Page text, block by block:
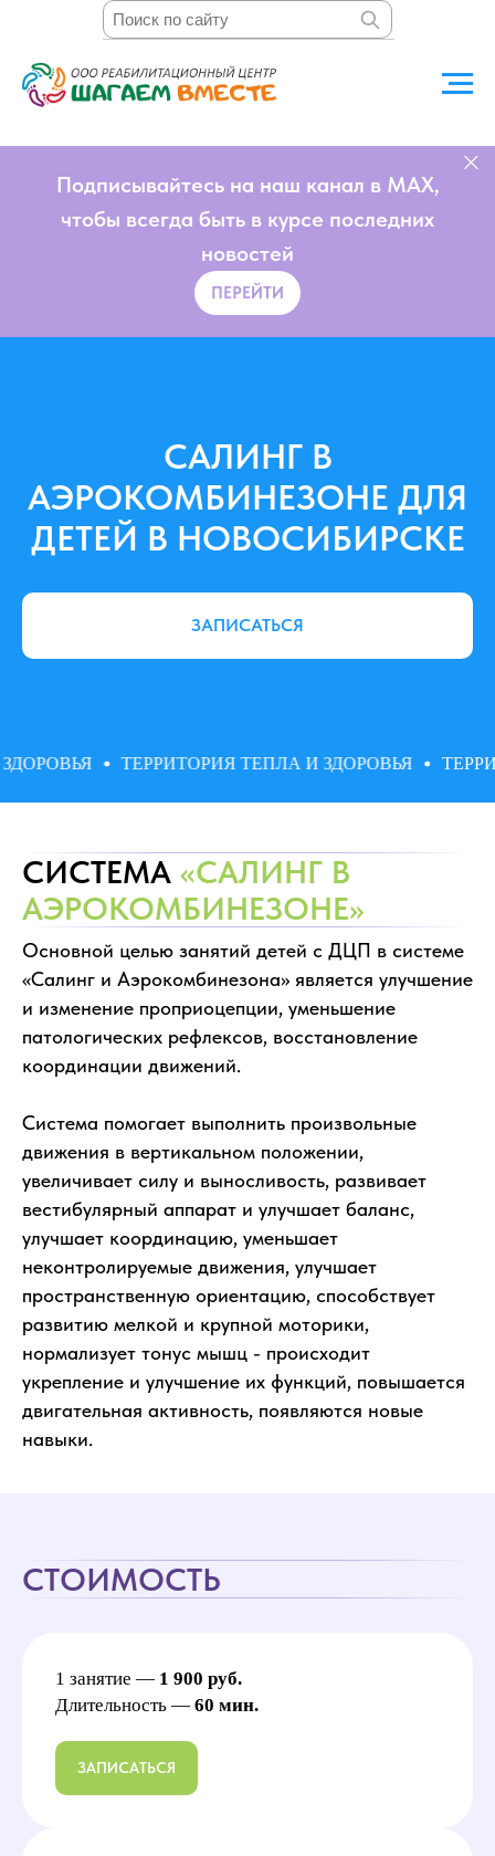
Подписывайтесь на наш канал в MAX,
чтобы всегда быть в курсе последних
новостей
ПЕРЕЙТИ
САЛИНГ В
АЭРОКОМБИНЕЗОНЕ ДЛЯ
ДЕТЕЙ В НОВОСИБИРСКЕ
ЗАПИСАТЬСЯ
ТЕРРИТОРИЯ ТЕПЛА И ЗДОРОВЬЯ
СИСТЕМА «САЛИНГ В
АЭРОКОМБИНЕЗОНЕ»
Основной целью занятий детей с ДЦП в системе
«Салинг и Аэрокомбинезона» является улучшение
и изменение проприоцепции, уменьшение
патологических рефлексов, восстановление
координации движений.
Система помогает выполнить произвольные
движения в вертикальном положении,
увеличивает силу и выносливость, развивает
вестибулярный аппарат и улучшает баланс,
улучшает координацию, уменьшает
неконтролируемые движения, улучшает
пространственную ориентацию, способствует
развитию мелкой и крупной моторики,
нормализует тонус мышц - происходит
укрепление и улучшение их функций, повышается
двигательная активность, появляются новые
навыки.
СТОИМОСТЬ
1 занятие — 1 900 руб.
Длительность — 60 мин.
ЗАПИСАТЬСЯ